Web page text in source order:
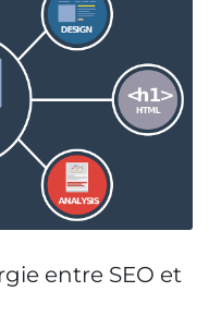
entre SEO et